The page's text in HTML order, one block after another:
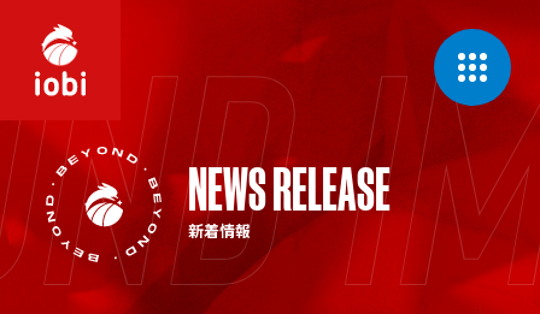
CONCEPT 私たちの理念
MESSAGE 代表挨拶
NEWS RELEASE
新着情報